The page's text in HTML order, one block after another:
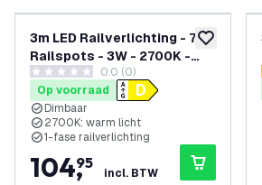
toevoegen
3m LED Railverlichting - 7
Railspots - 3W - 2700K -
Dimbaar - 1-Fase
Railsysteem - Wit
0 score sterren0.0 (0)
Op voorraad
Dimbaar
2700K: warm licht
1-fase railverlichting
104,
95
incl. BTW